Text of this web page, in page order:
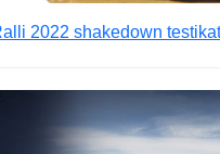
2022 shakedown